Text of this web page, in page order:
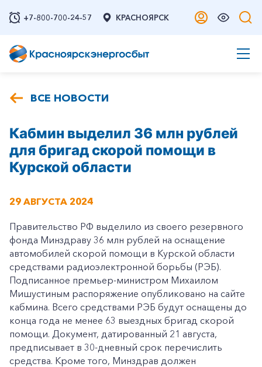
+7-800-700-24-57 КРАСНОЯРСК
ВСЕ НОВОСТИ
Кабмин выделил 36 млн рублей
для бригад скорой помощи в
Курской области
29 АВГУСТА 2024
Правительство РФ выделило из своего резервного
фонда Минздраву 36 млн рублей на оснащение
автомобилей скорой помощи в Курской области
средствами радиоэлектронной борьбы (РЭБ).
Подписанное премьер-министром Михаилом
Мишустиным распоряжение опубликовано на сайте
кабмина. Всего средствами РЭБ будут оснащены до
конца года не менее 63 выездных бригад скорой
помощи. Документ, датированный 21 августа,
предписывает в 30-дневный срок перечислить
средства. Кроме того, Минздрав должен